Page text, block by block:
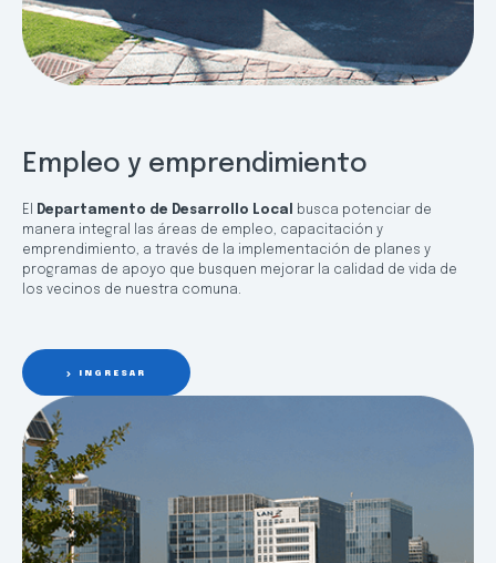
Empleo y emprendimiento
El Departamento de Desarrollo Local
busca potenciar de
manera integral las áreas de empleo, capacitación y
emprendimiento, a través de la implementación de planes y
programas de apoyo que busquen mejorar la calidad de vida de
los vecinos de nuestra comuna.
INGRESAR